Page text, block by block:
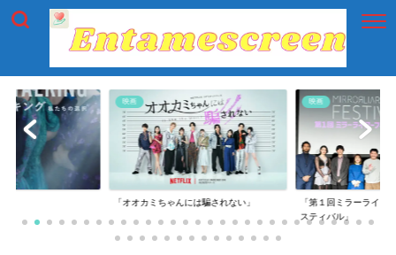
映画
「オオカミちゃんには騙されない」
映画
「第１回ミラーライア
スティバル」